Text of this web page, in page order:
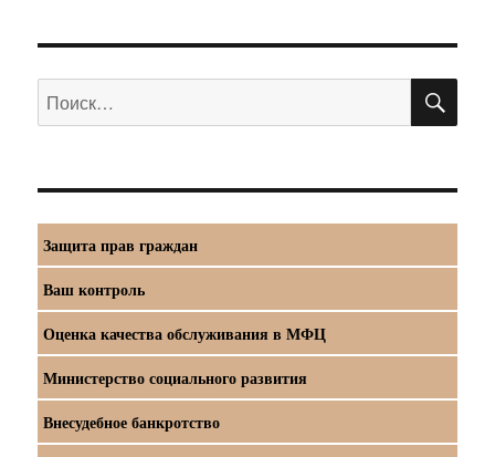
Искать:
Защита прав граждан
Ваш контроль
Оценка качества обслуживания в МФЦ
Министерство социального развития
Внесудебное банкротство